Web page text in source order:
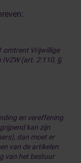
omtrent Vrijwillige
IVZW (art. 2:110, §
en vereffening
kan zijn
dan moet er
van de artikelen
van het bestuur